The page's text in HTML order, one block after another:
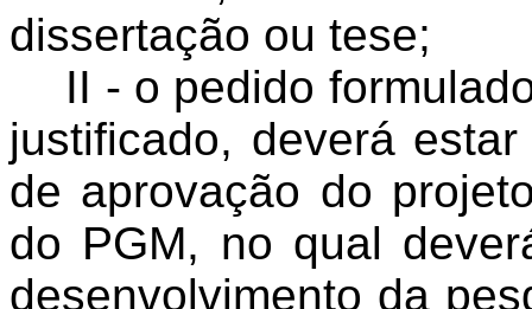
dissertação ou tese;
II - o pedido
justificado, deverá
de aprovação do
do PGM, no qual
desenvolvimento da